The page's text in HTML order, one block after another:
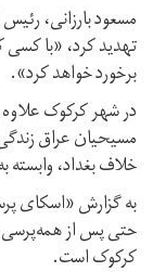
مسعود بارزانی،
تهدید کرد، «با
برخورد خواهد کرد».
در شهر کرکوک
مسیحیان عراق
خلاف بغداد، وابسته
به گزارش «اسکای
حتی پس از همه‌پرسی،
کرکوک است.